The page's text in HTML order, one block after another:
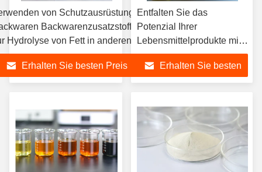
von Schutzausrüstung
Backwarenzusatzstoffe
Hydrolyse von Fett in anderen
Erhalten Sie besten Preis
Entfalten Sie das
Potenzial Ihrer
Lebensmittelprodukte mit
Enzymen im
Temperaturbereich 25C-
65C
Erhalten Sie besten